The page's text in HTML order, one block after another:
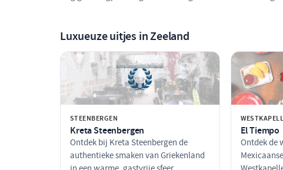
Luxueuze uitjes in Zeeland
STEENBERGEN
Kreta Steenbergen
Ontdek bij Kreta Steenbergen de
authentieke smaken van Griekenland
El Tiempo
Ontdek de